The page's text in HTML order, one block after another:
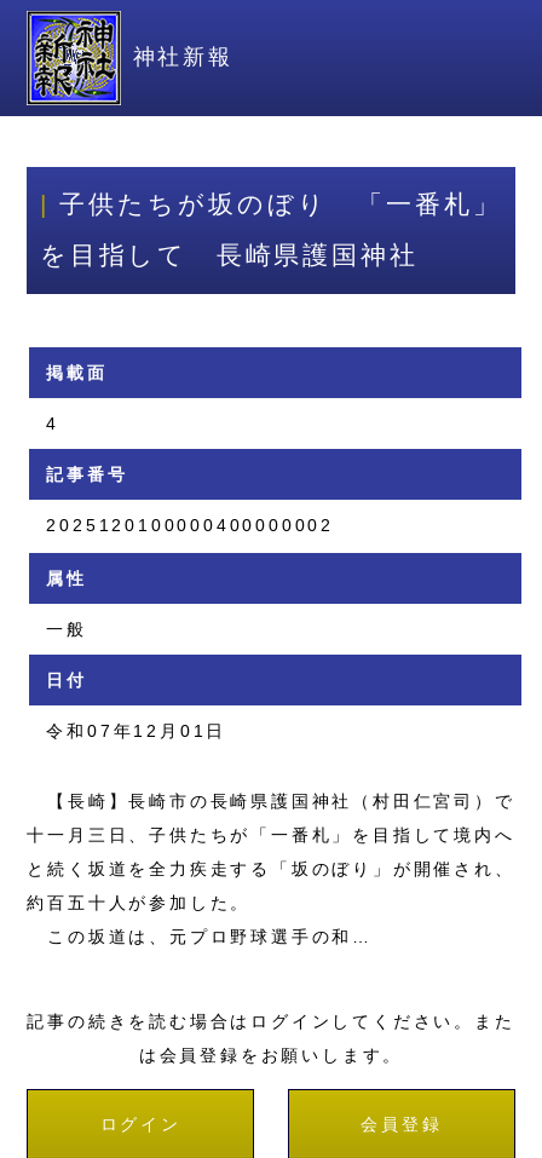
神社新報
子供たちが坂のぼり 「一番札」
を目指して 長崎県護国神社
掲載面
4
記事番号
2025120100000400000002
属性
一般
日付
令和07年12月01日
【長崎】長崎市の長崎県護国神社（村田仁宮司）で
十一月三日、子供たちが「一番札」を目指して境内へ
と続く坂道を全力疾走する「坂のぼり」が開催され、
約百五十人が参加した。
この坂道は、元プロ野球選手の和…
記事の続きを読む場合はログインしてください。また
は会員登録をお願いします。
ログイン 会員登録